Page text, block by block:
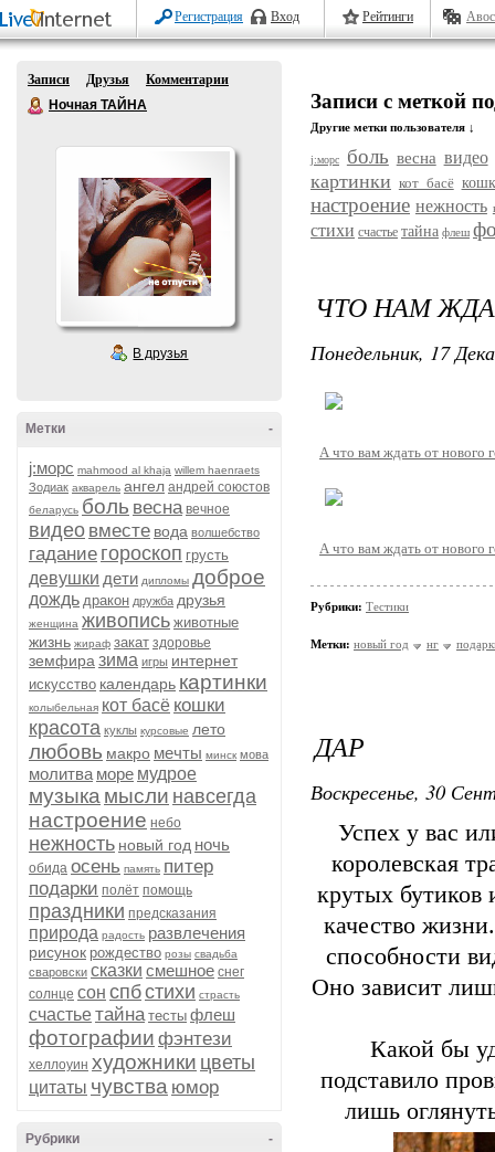
Регистрация Вход Рейтинги
Записи Друзья
Комментарии
Ночная ТАЙНА
В друзья
-
Метки
j:морс mahmood al khaja willem haenraets
Зодиак акварель ангел андрей союстов
беларусь боль весна вечное
видео вместе вода волшебство
гадание гороскоп грусть
девушки дети дипломы доброе
дождь дракон дружба друзья
женщина живопись животные
жизнь жираф закат здоровье
земфира зима игры интернет
искусство календарь картинки
колыбельная кот басё кошки
красота куклы курсовые лето
любовь макро мечты минск мова
молитва море мудрое
музыка мысли навсегда
настроение небо
нежность новый год ночь
обида осень память питер
подарки полёт помощь
праздники предсказания
природа радость развлечения
рисунок рождество розы свадьба
сваровски сказки смешное снег
солнце сон спбстихи страсть
счастьетайна тесты флеш
фотографии фэнтези
хеллоуин художники цветы
цитаты чувства юмор
-
Рубрики
Записи с меткой
Другие метки пользователя ↓
j:морс боль весна видео
картинки кот басё
настроение нежность
стихи счастье тайна флеш
ЧТО НАМ
Понедельник, 17
А что вам ждать от нового
А что вам ждать от нового
Рубрики: Тестики
Метки: новый год нг
ДАР
Воскресенье, 30
Успех у вас
королевская
крутых бутиков
качество
способности
Оно зависит
Какой бы
подставило
лишь